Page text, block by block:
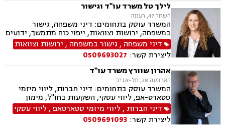
לילך טל משרד עו"ד וגישור
השחר 47, רעננה
המשרד עוסק בתחומים: דיני משפחה, גישור
במשפחה, ירושות וצוואות, ייפוי כוח מתמשך, ידועים
בציבור, אפוטרופסות, הסכמי ממון, מזונות, משמורת,
גירושין, הורות חד מינית, נישואים אזרחיים, ידועים
בציבור, חלוקת רכוש, מעמד אישי, תיאום הורי, זמני
שהות, עסקאות מתנה, גישור ובוררויות, גישור עסקי,
דיני חברות, סכסוך בין בעלי מניות, דיני צרכנות
ותיירות, משפט אזרחי, סכסוך שכנים.
דיני משפחה ,גישור במשפחה , ירושות וצוואות
ליצירת קשר: 0509693027
אהרון שוורץ משרד עו"ד
הארבעה 28, תל-אביב
המשרד עוסק בתחומים: דיני חברות, ליווי מיזמי
סטארט-אפ, ליווי עסקי, השקעות בחו"ל, מימון
חברות, מיזוגים ורכישות, מסחר בינלאומי, גישור
עסקי, דיני הייטק
דיני חברות ,ליווי מיזמי סטארטאפ ,ליווי עסקי
ליצירת קשר: 0509691093